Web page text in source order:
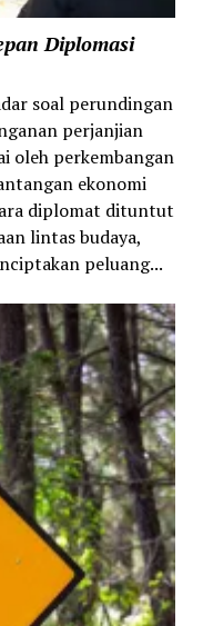
Diplomasi
soal perundingan
perjanjian
oleh perkembangan
ekonomi
diplomat dituntut
lintas budaya,
peluang...